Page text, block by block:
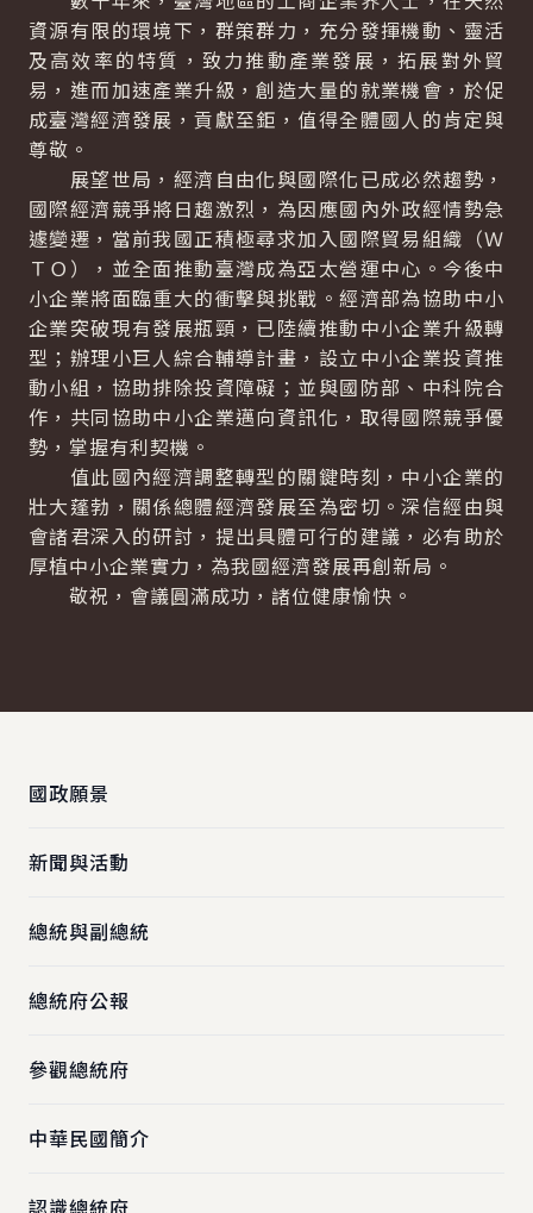
資源有限的環境下，群策群力，充分發揮機動、靈活
及高效率的特質，致力推動產業發展，拓展對外貿
易，進而加速產業升級，創造大量的就業機會，於促
成臺灣經濟發展，貢獻至鉅，值得全體國人的肯定與
尊敬。
展望世局，經濟自由化與國際化已成必然趨勢，
國際經濟競爭將日趨激烈，為因應國內外政經情勢急
遽變遷，當前我國正積極尋求加入國際貿易組織（Ｗ
ＴＯ），並全面推動臺灣成為亞太營運中心。今後中
小企業將面臨重大的衝擊與挑戰。經濟部為協助中小
企業突破現有發展瓶頸，已陸續推動中小企業升級轉
型；辦理小巨人綜合輔導計畫，設立中小企業投資推
動小組，協助排除投資障礙；並與國防部、中科院合
作，共同協助中小企業邁向資訊化，取得國際競爭優
勢，掌握有利契機。
值此國內經濟調整轉型的關鍵時刻，中小企業的
壯大蓬勃，關係總體經濟發展至為密切。深信經由與
會諸君深入的研討，提出具體可行的建議，必有助於
厚植中小企業實力，為我國經濟發展再創新局。
敬祝，會議圓滿成功，諸位健康愉快。
國政願景
新聞與活動
總統與副總統
總統府公報
參觀總統府
中華民國簡介
認識總統府